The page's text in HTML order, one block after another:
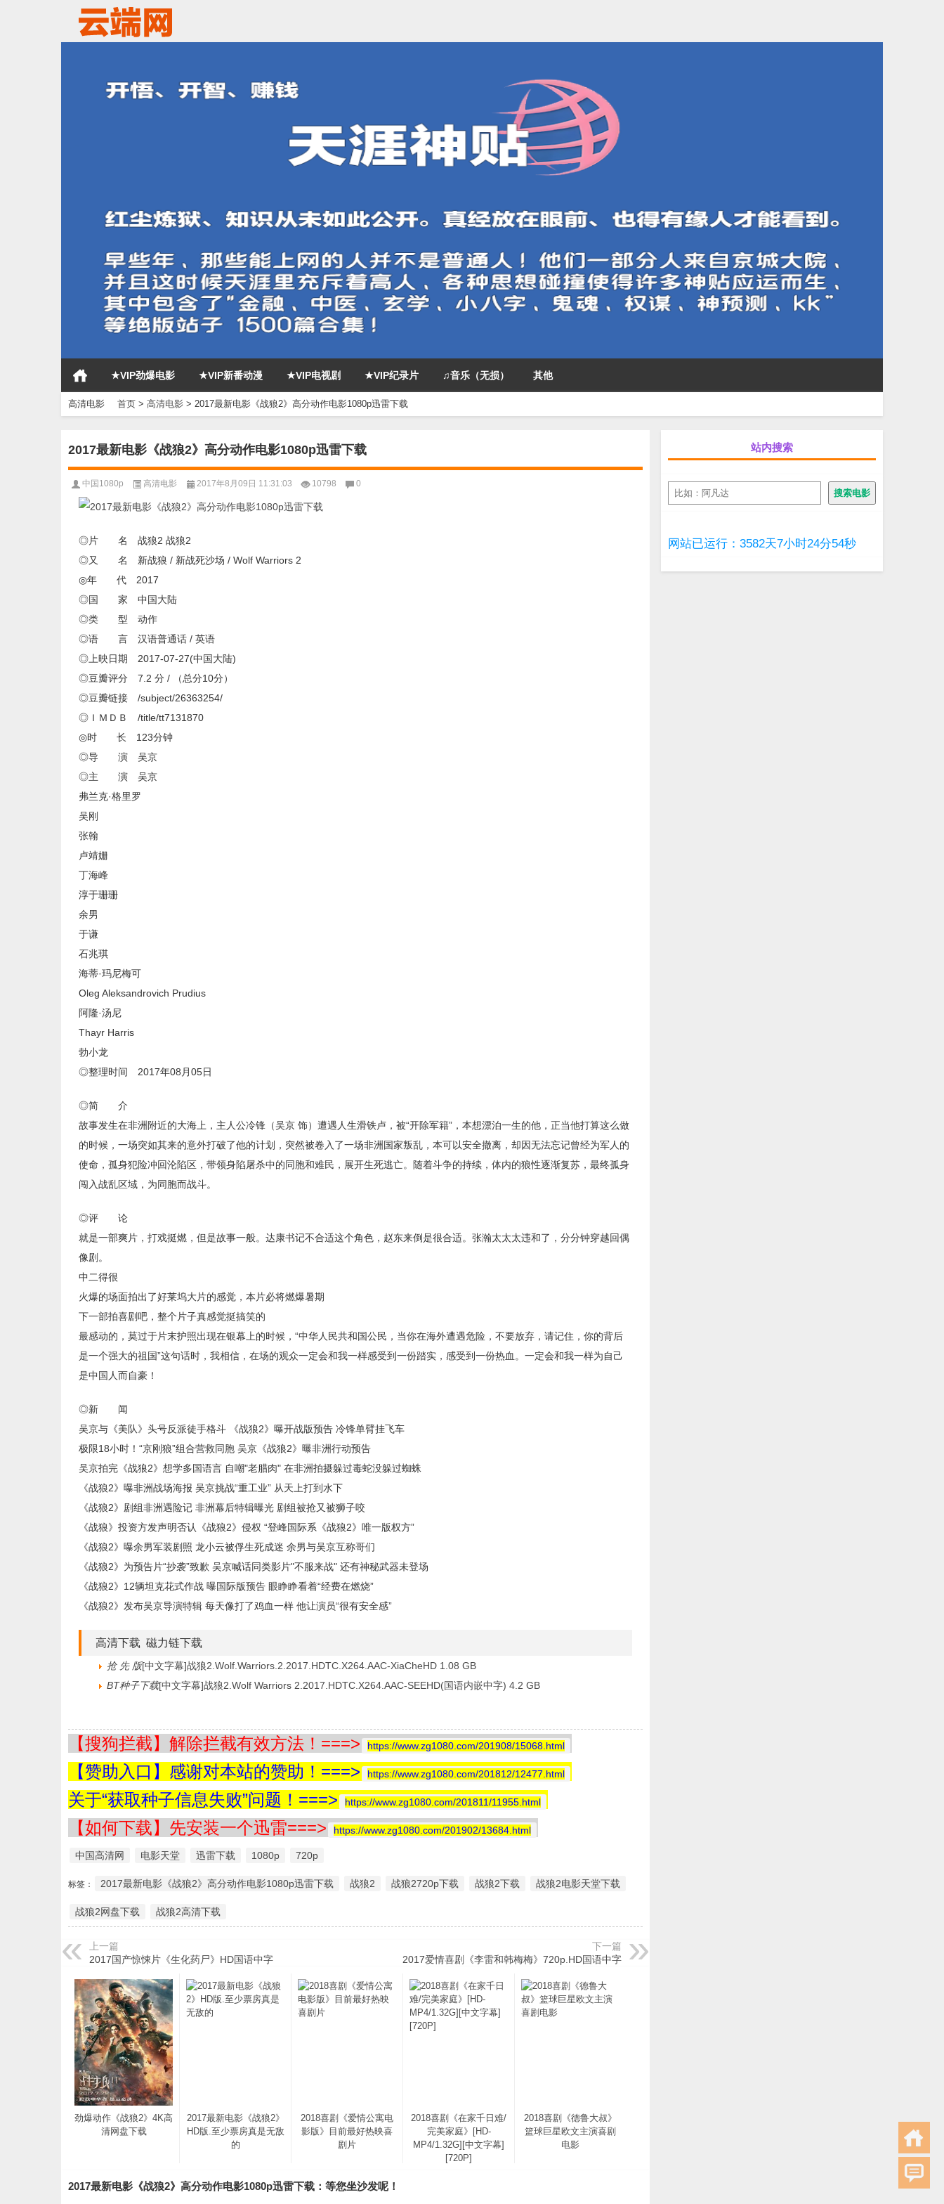
★VIP劲爆电影 ★VIP新番动漫 ★VIP电视剧 ★VIP纪录片 ♫音乐（无损） 其他
高清电影 首页 > 高清电影 > 2017最新电影《战狼2》高分动作电影1080p迅雷下载
站内搜索
搜
索
搜索电影
网站已运行：3582天7小时24分55秒
2017最新电影《战狼2》高分动作电影1080p迅雷下载
中国1080p 高清电影 2017年8月09日 11:31:03 10798 0
◎片 名 战狼2 战狼2
◎又 名 新战狼 / 新战死沙场 / Wolf Warriors 2
◎年 代 2017
◎国 家 中国大陆
◎类 型 动作
◎语 言 汉语普通话 / 英语
◎上映日期 2017-07-27(中国大陆)
◎豆瓣评分 7.2 分 / （总分10分）
◎豆瓣链接 /subject/26363254/
◎ＩＭＤＢ /title/tt7131870
◎时 长 123分钟
◎导 演 吴京
◎主 演 吴京
弗兰克·格里罗
吴刚
张翰
卢靖姗
丁海峰
淳于珊珊
余男
于谦
石兆琪
海蒂·玛尼梅可
Oleg Aleksandrovich Prudius
阿隆·汤尼
Thayr Harris
勃小龙
◎整理时间 2017年08月05日
◎简 介
故事发生在非洲附近的大海上，主人公冷锋（吴京 饰）遭遇人生滑铁卢，被“开除军籍”，本想漂泊一生的他，正当他打算这么做
的时候，一场突如其来的意外打破了他的计划，突然被卷入了一场非洲国家叛乱，本可以安全撤离，却因无法忘记曾经为军人的
使命，孤身犯险冲回沦陷区，带领身陷屠杀中的同胞和难民，展开生死逃亡。随着斗争的持续，体内的狼性逐渐复苏，最终孤身
闯入战乱区域，为同胞而战斗。
◎评 论
就是一部爽片，打戏挺燃，但是故事一般。达康书记不合适这个角色，赵东来倒是很合适。张瀚太太太违和了，分分钟穿越回偶
像剧。
中二得很
火爆的场面拍出了好莱坞大片的感觉，本片必将燃爆暑期
下一部拍喜剧吧，整个片子真感觉挺搞笑的
最感动的，莫过于片末护照出现在银幕上的时候，“中华人民共和国公民，当你在海外遭遇危险，不要放弃，请记住，你的背后
是一个强大的祖国”这句话时，我相信，在场的观众一定会和我一样感受到一份踏实，感受到一份热血。一定会和我一样为自己
是中国人而自豪！
◎新 闻
吴京与《美队》头号反派徒手格斗 《战狼2》曝开战版预告 冷锋单臂挂飞车
极限18小时！“京刚狼”组合营救同胞 吴京《战狼2》曝非洲行动预告
吴京拍完《战狼2》想学多国语言 自嘲"老腊肉" 在非洲拍摄躲过毒蛇没躲过蜘蛛
《战狼2》曝非洲战场海报 吴京挑战“重工业” 从天上打到水下
《战狼2》剧组非洲遇险记 非洲幕后特辑曝光 剧组被抢又被狮子咬
《战狼》投资方发声明否认《战狼2》侵权 “登峰国际系《战狼2》唯一版权方”
《战狼2》曝余男军装剧照 龙小云被俘生死成迷 余男与吴京互称哥们
《战狼2》为预告片“抄袭”致歉 吴京喊话同类影片"不服来战" 还有神秘武器未登场
《战狼2》12辆坦克花式作战 曝国际版预告 眼睁睁看着“经费在燃烧”
《战狼2》发布吴京导演特辑 每天像打了鸡血一样 他让演员“很有安全感”
高清下载 磁力链下载
抢 先 版[中文字幕]战狼2.Wolf.Warriors.2.2017.HDTC.X264.AAC-XiaCheHD 1.08 GB
BT种子下载[中文字幕]战狼2.Wolf Warriors 2.2017.HDTC.X264.AAC-SEEHD(国语内嵌中字) 4.2 GB
【搜狗拦截】解除拦截有效方法！===> https://www.zg1080.com/201908/15068.html
【赞助入口】感谢对本站的赞助！===> https://www.zg1080.com/201812/12477.html
关于“获取种子信息失败”问题！===> https://www.zg1080.com/201811/11955.html
【如何下载】先安装一个迅雷===> https://www.zg1080.com/201902/13684.html
中国高清网 电影天堂 迅雷下载 1080p 720p
标签： 2017最新电影《战狼2》高分动作电影1080p迅雷下载 战狼2 战狼2720p下载 战狼2下载 战狼2电影天堂下载
战狼2网盘下载 战狼2高清下载
上一篇
2017国产惊悚片《生化药尸》HD国语中字
下一篇
2017爱情喜剧《李雷和韩梅梅》720p.HD国语中字
劲爆动作《战狼2》4K高
清网盘下载
2017最新电影《战狼2》
HD版.至少票房真是无敌
的
2018喜剧《爱情公寓电
影版》目前最好热映喜
剧片
2018喜剧《在家千日难/
完美家庭》[HD-
MP4/1.32G][中文字幕]
[720P]
2018喜剧《德鲁大叔》
篮球巨星欧文主演喜剧
电影
2017最新电影《战狼2》高分动作电影1080p迅雷下载：等您坐沙发呢！